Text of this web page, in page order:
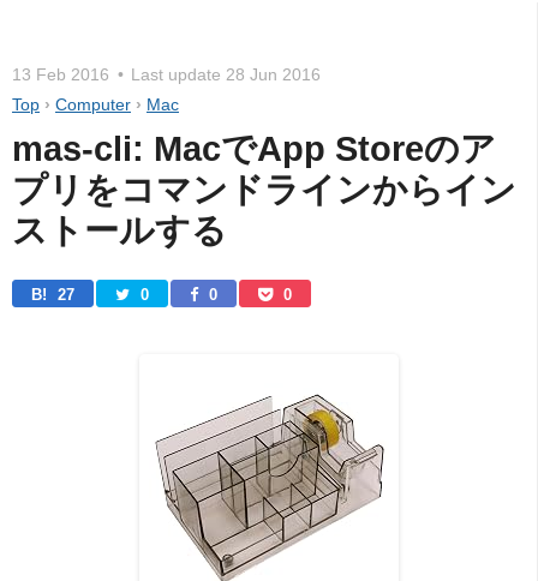
13 Feb 2016 Last update 28 Jun 2016
Top › Computer › Mac
mas-cli: MacでApp Storeのア
プリをコマンドラインからイン
ストールする
B! 27 0 0 0